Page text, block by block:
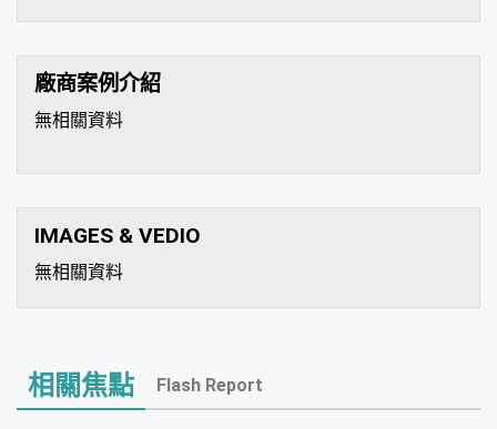
廠商案例介紹
無相關資料
IMAGES & VEDIO
無相關資料
相關焦點 Flash Report